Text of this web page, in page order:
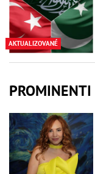
AKTUALIZOVANÉ
PROMINENTI